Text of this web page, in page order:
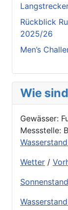
Rückblick
2025/26
Men’s
Wie
Gewässer:
Messstelle:
Wetter /
Sonnenstand